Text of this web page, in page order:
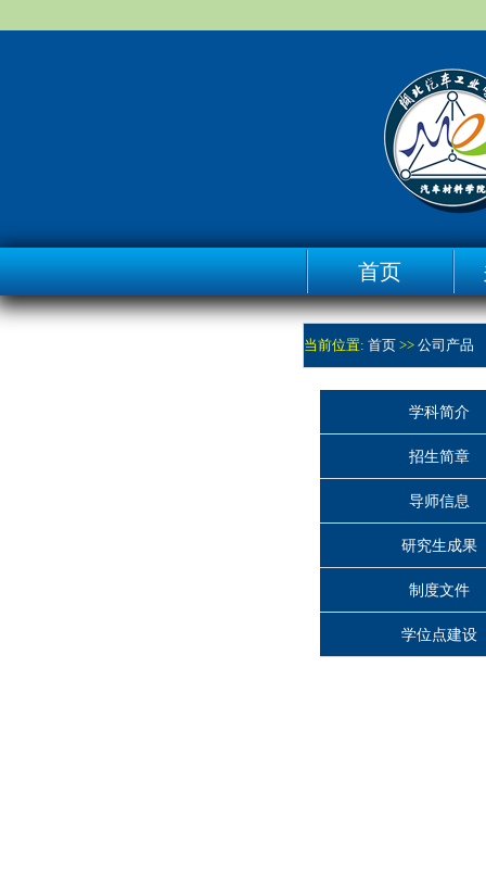
首页
当前位置: 首页 >> 公司产品
学科简介
招生简章
导师信息
研究生成果
制度文件
学位点建设